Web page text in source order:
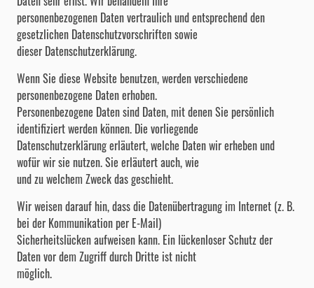
personenbezogenen Daten vertraulich und entsprechend den
gesetzlichen Datenschutzvorschriften sowie
dieser Datenschutzerklärung.
Wenn Sie diese Website benutzen, werden verschiedene
personenbezogene Daten erhoben.
Personenbezogene Daten sind Daten, mit denen Sie persönlich
identifiziert werden können. Die vorliegende
Datenschutzerklärung erläutert, welche Daten wir erheben und
wofür wir sie nutzen. Sie erläutert auch, wie
und zu welchem Zweck das geschieht.
Wir weisen darauf hin, dass die Datenübertragung im Internet (z. B.
bei der Kommunikation per E-Mail)
Sicherheitslücken aufweisen kann. Ein lückenloser Schutz der
Daten vor dem Zugriff durch Dritte ist nicht
möglich.